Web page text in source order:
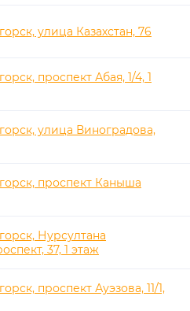
улица Казахстан, 76
проспект Абая, 1/4, 1
улица Виноградова,
проспект Каныша
Нурсултана
37, 1 этаж
проспект Ауэзова, 11/1,